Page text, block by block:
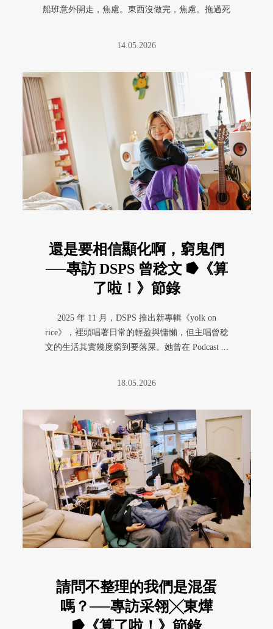
船班意外開走，焦慮。東西沒做完，焦慮。拖過死
14.05.2026
還是要相信顯化啊，窮鬼們
──專訪 DSPS 曾稔文 ⭓《算
了啦！》節錄
2025 年 11 月，DSPS 推出新專輯《yolk on
rice》，裡頭唱著日常的輕盈與慵懶，但主唱曾稔
文的生活其實幾度窮到要落屎。她曾在 Podcast ...
18.05.2026
請問不整理的我們是混蛋
嗎？──專訪采翎╳東燁